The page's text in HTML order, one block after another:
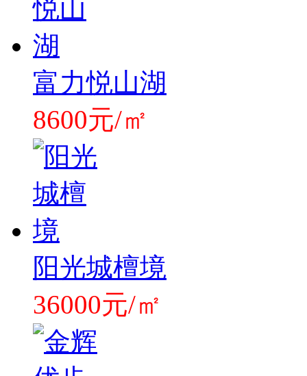
富力悦山湖
8600元/㎡
阳光城檀境
36000元/㎡